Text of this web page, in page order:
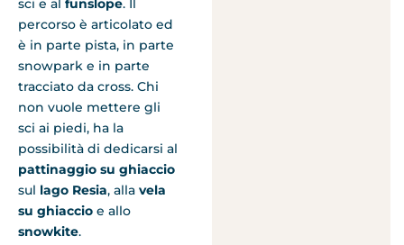
sci e al funslope. Il
percorso è articolato ed
è in parte pista, in parte
snowpark e in parte
tracciato da cross. Chi
non vuole mettere gli
sci ai piedi, ha la
possibilità di dedicarsi al
pattinaggio su ghiaccio
sul lago Resia, alla vela
su ghiaccio e allo
snowkite.